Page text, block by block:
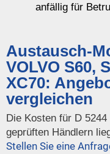
anfällig für
Austausch-
VOLVO S60,
XC70:
vergleichen
Die Kosten für D
geprüften Händlern
Stellen Sie eine